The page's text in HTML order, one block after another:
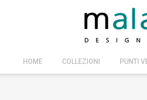
HOME COLLEZIONI PUNTI